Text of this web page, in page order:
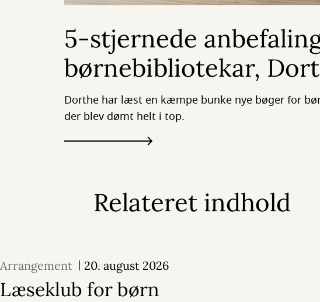
5-stjernede
børnebibliotekar,
Dorthe har læst en kæmpe bunke nye bøger for
der blev dømt helt i top.
Relateret indhold
Arrangement 20. august 2026
Læseklub for børn